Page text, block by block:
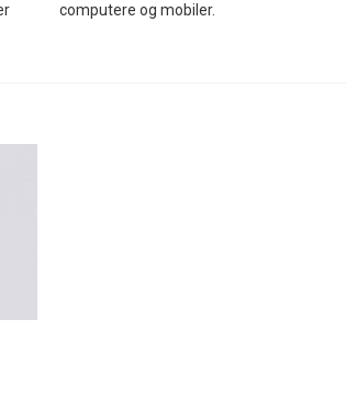
computere og mobiler.